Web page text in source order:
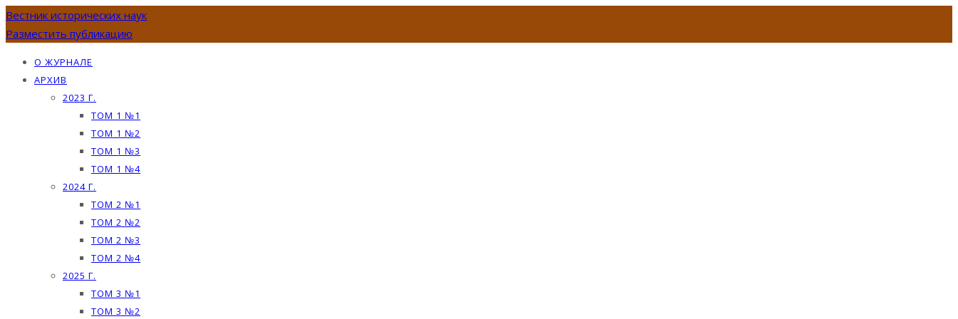
Вестник исторических наук
Разместить публикацию
О ЖУРНАЛЕ
АРХИВ
2023 Г.
ТОМ 1 №1
ТОМ 1 №2
ТОМ 1 №3
ТОМ 1 №4
2024 Г.
ТОМ 2 №1
ТОМ 2 №2
ТОМ 2 №3
ТОМ 2 №4
2025 Г.
ТОМ 3 №1
ТОМ 3 №2